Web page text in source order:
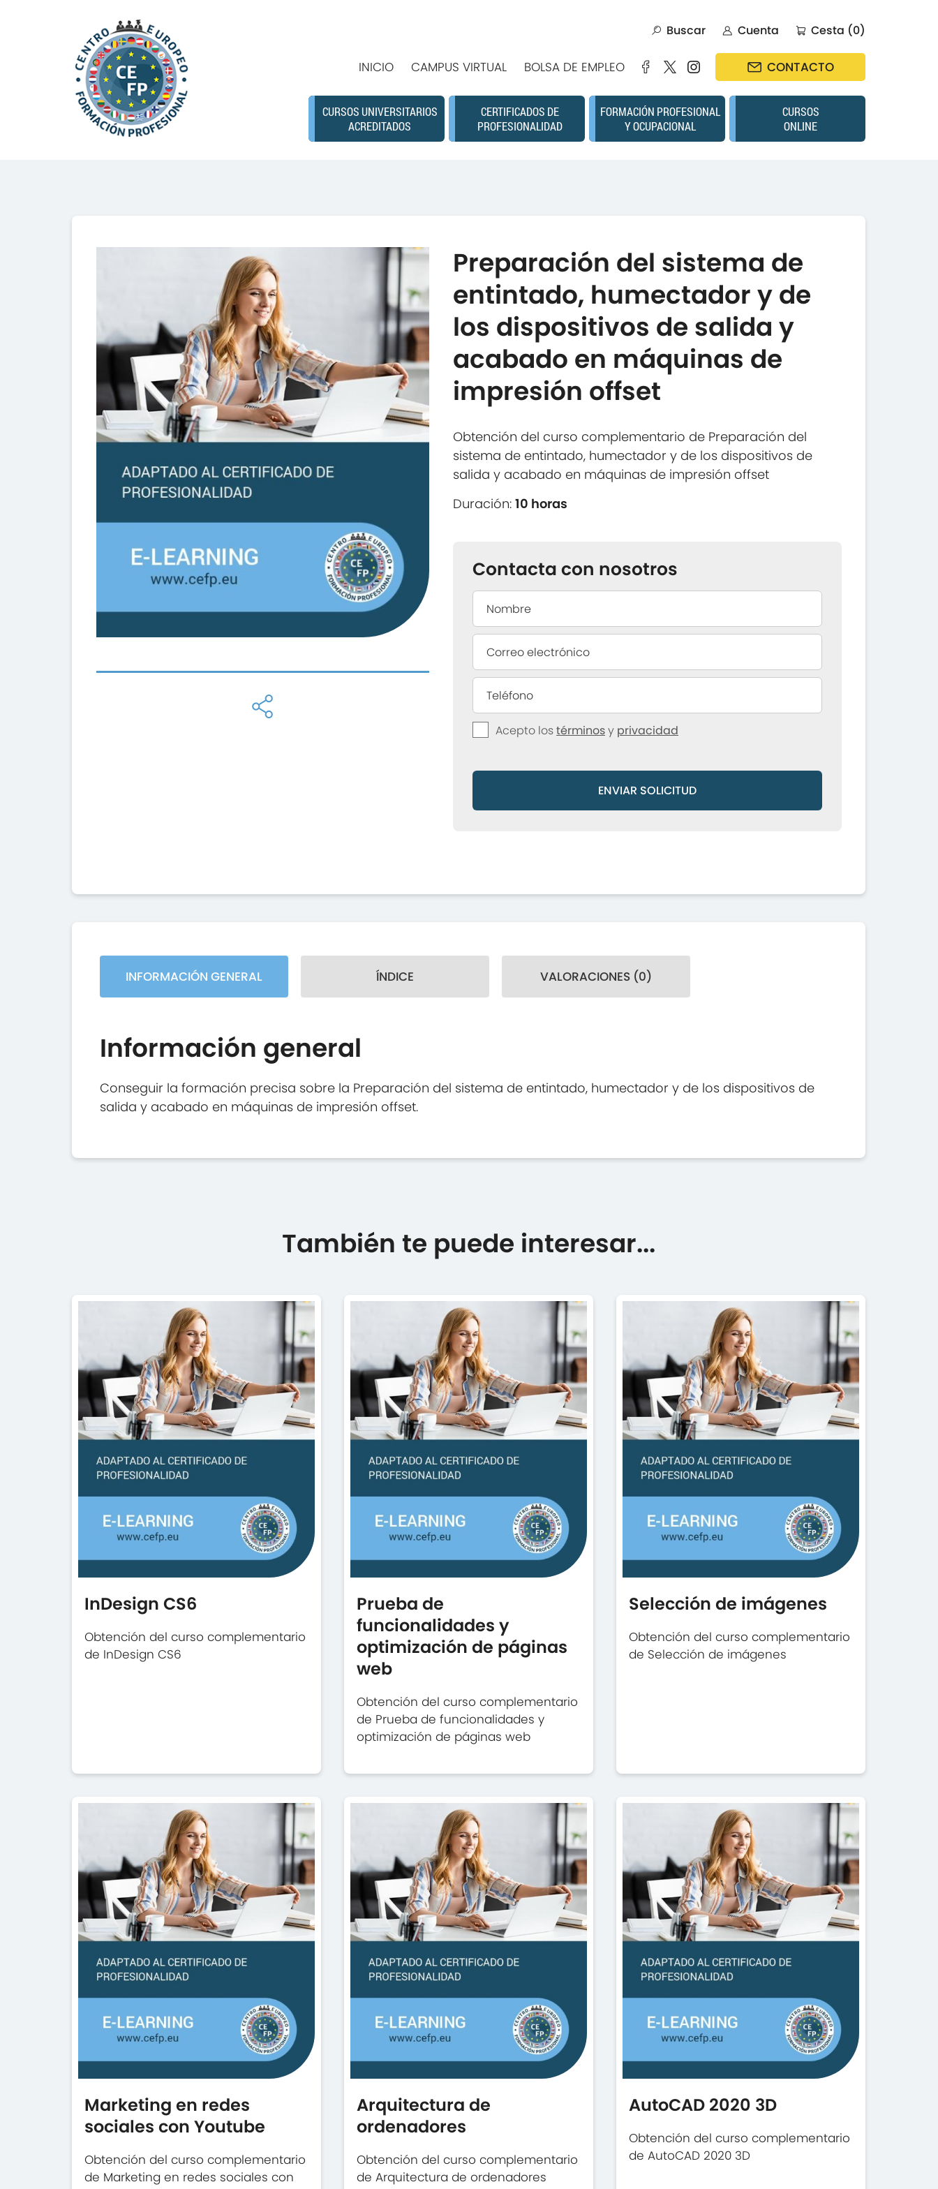
Buscar Cuenta Cesta (0)
INICIO CAMPUS VIRTUAL BOLSA DE EMPLEO CONTACTO
CURSOS UNIVERSITARIOS
ACREDITADOS
CERTIFICADOS DE
PROFESIONALIDAD
FORMACIÓN PROFESIONAL
Y OCUPACIONAL
CURSOS
ONLINE
Preparación del sistema de
entintado, humectador y de
los dispositivos de salida y
acabado en máquinas de
impresión offset
Obtención del curso complementario de Preparación del
sistema de entintado, humectador y de los dispositivos de
salida y acabado en máquinas de impresión offset
Duración:10 horas
Contacta con nosotros
Acepto lostérminosy privacidad
ENVIAR SOLICITUD
INFORMACIÓN GENERAL ÍNDICE VALORACIONES (0)
Información general
Conseguir la formación precisa sobre la Preparación del sistema de entintado, humectador y de los dispositivos de
salida y acabado en máquinas de impresión offset.
También te puede interesar...
InDesign CS6
Obtención del curso complementario
de InDesign CS6
Prueba de
funcionalidades y
optimización de páginas
web
Obtención del curso complementario
de Prueba de funcionalidades y
optimización de páginas web
Selección de imágenes
Obtención del curso complementario
de Selección de imágenes
Marketing en redes
sociales con Youtube
Obtención del curso complementario
de Marketing en redes sociales con
Arquitectura de
ordenadores
Obtención del curso complementario
de Arquitectura de ordenadores
AutoCAD 2020 3D
Obtención del curso complementario
de AutoCAD 2020 3D